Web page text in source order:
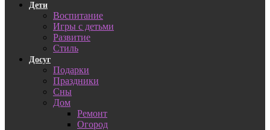
Дети
Воспитание
Игры с детьми
Развитие
Стиль
Досуг
Подарки
Праздники
Сны
Дом
Ремонт
Огород